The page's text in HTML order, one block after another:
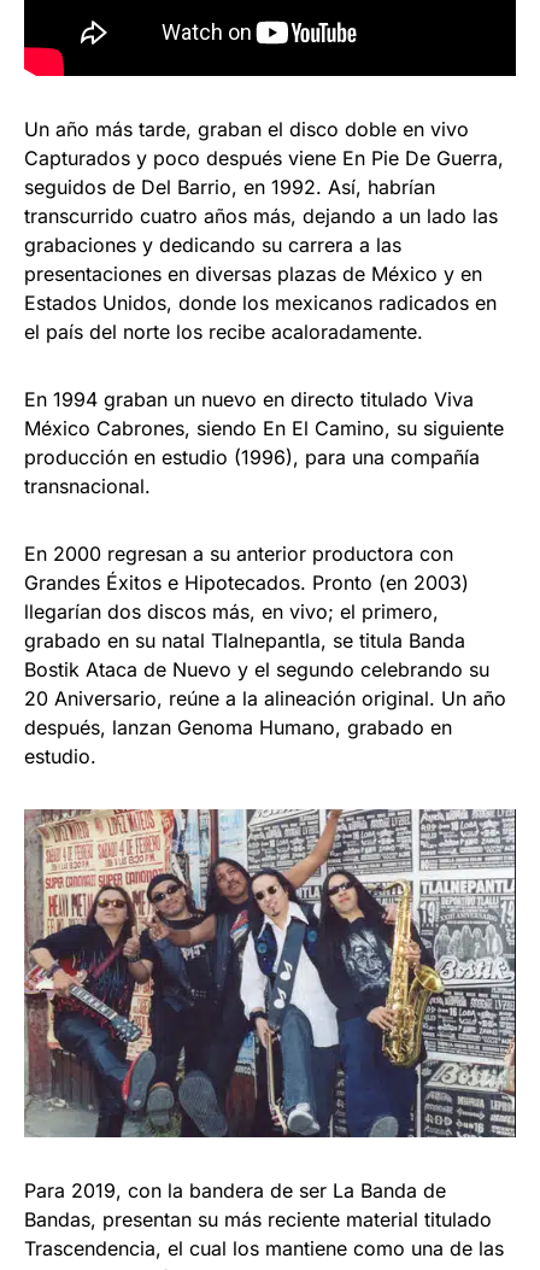
Un año más tarde, graban el disco doble en vivo
Capturados y poco después viene En Pie De Guerra,
seguidos de Del Barrio, en 1992. Así, habrían
transcurrido cuatro años más, dejando a un lado las
grabaciones y dedicando su carrera a las
presentaciones en diversas plazas de México y en
Estados Unidos, donde los mexicanos radicados en
el país del norte los recibe acaloradamente.
En 1994 graban un nuevo en directo titulado Viva
México Cabrones, siendo En El Camino, su siguiente
producción en estudio (1996), para una compañía
transnacional.
En 2000 regresan a su anterior productora con
Grandes Éxitos e Hipotecados. Pronto (en 2003)
llegarían dos discos más, en vivo; el primero,
grabado en su natal Tlalnepantla, se titula Banda
Bostik Ataca de Nuevo y el segundo celebrando su
20 Aniversario, reúne a la alineación original. Un año
después, lanzan Genoma Humano, grabado en
estudio.
Para 2019, con la bandera de ser La Banda de
Bandas, presentan su más reciente material titulado
Trascendencia, el cual los mantiene como una de las